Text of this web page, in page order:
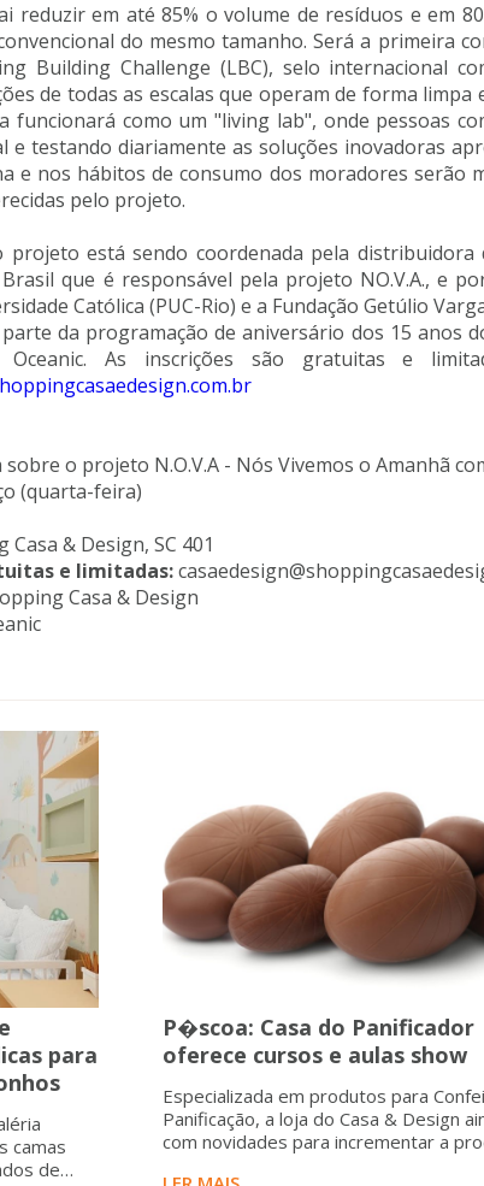
reduzir em até 85% o volume de resíduos e em
do mesmo tamanho. Será a primeira
Building Challenge (LBC), selo internacional
de todas as escalas que operam de forma
funcionará como um "living lab", onde pessoas
e testando diariamente as soluções inovadoras
e nos hábitos de consumo dos moradores
pelo projeto.
projeto está sendo coordenada pela distribuidora
que é responsável pela projeto NO.V.A., e
Católica (PUC-Rio) e a Fundação Getúlio
da programação de aniversário dos 15 anos
Oceanic. As inscrições são gratuitas e
sobre o projeto N.O.V.A - Nós Vivemos o Amanhã
(quarta-feira)
Casa & Design, SC 401
e limitadas:
Casa & Design
para
camas
de
P�scoa: Casa do Panificador
oferece cursos e aulas show
Especializada em produtos para
Panificação, a loja do Casa & Design
com novidades para incrementar a